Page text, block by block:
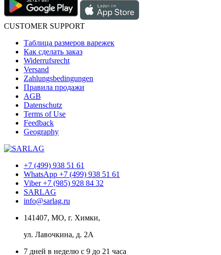
CUSTOMER SUPPORT
Таблица размеров варежек
Как сделать заказ
Widerrufsrecht
Versand
Zahlungsbedingungen
Правила продажи
AGB
Datenschutz
Terms of Use
Feedback
Geography
+7 (499) 938 51 61
WhatsApp +7 (499) 938 51 61
Viber +7 (985) 928 84 32
SARLAG
info@sarlag.ru
141407, МО, г. Химки,
ул. Лавочкина, д. 2А
7 дней в неделю с 9 до 21 часа